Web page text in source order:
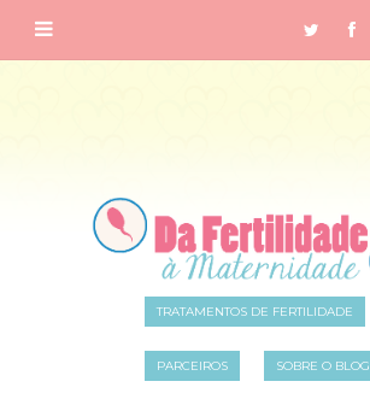
TRATAMENTOS DE FERTILIDADE
PARCEIROS SOBRE O BLOG